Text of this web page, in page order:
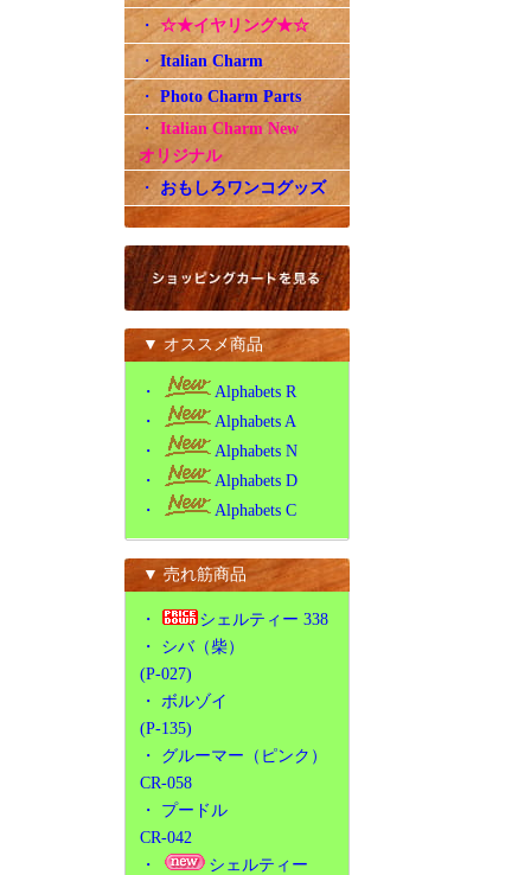
・☆★イヤリング★☆
・Italian Charm
・Photo Charm Parts
・ Italian Charm New
オリジナル
・ おもしろワンコグッズ
▼ オススメ商品
・
Alphabets R
・
Alphabets A
・
Alphabets N
・
Alphabets D
・
Alphabets C
▼ 売れ筋商品
・
シェルティー 338
・ シバ（柴）
(P-027)
・ ボルゾイ
(P-135)
・ グルーマー（ピンク）
CR-058
・ プードル
CR-042
・
シェルティー